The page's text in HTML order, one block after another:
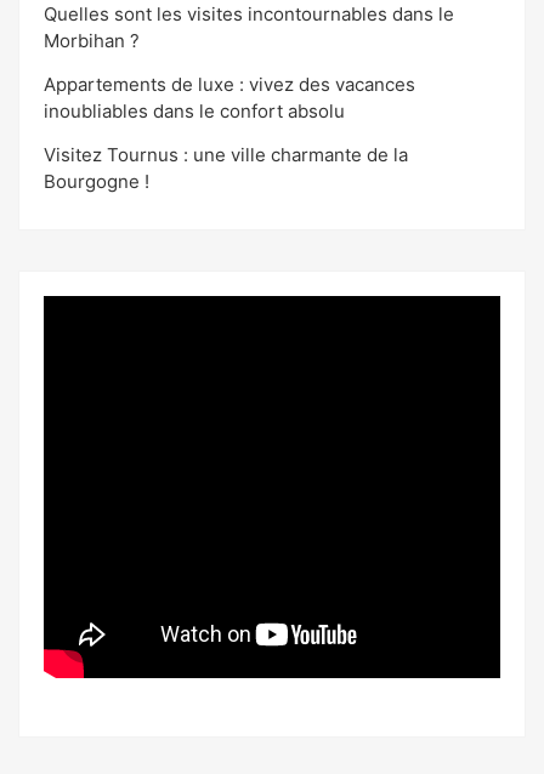
Quelles sont les visites incontournables dans le
Morbihan ?
Appartements de luxe : vivez des vacances
inoubliables dans le confort absolu
Visitez Tournus : une ville charmante de la
Bourgogne !